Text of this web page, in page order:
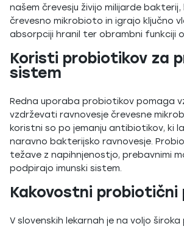
našem črevesju živijo milijarde
črevesno mikrobioto in igrajo ključno
absorpciji hranil ter obrambni funkciji
Koristi probiotikov za
sistem
Redna uporaba probiotikov pomaga
vzdrževati ravnovesje črevesne
koristni so po jemanju antibiotikov, ki
naravno bakterijsko ravnovesje.
težave z napihnjenostjo, prebavnimi
podpirajo imunski sistem.
Kakovostni probiotični
V slovenskih lekarnah je na voljo